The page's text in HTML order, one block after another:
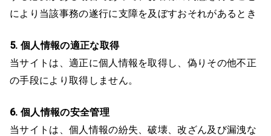
により当該事務の遂行に支障を及ぼすおそれがあるとき
5. 個人情報の適正な取得
当サイトは、適正に個人情報を取得し、偽りその他不正
の手段により取得しません。
6. 個人情報の安全管理
当サイトは、個人情報の紛失、破壊、改ざん及び漏洩な